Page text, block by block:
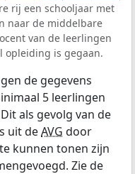
rij een schooljaar met
naar de middelbare
van de leerlingen
opleiding is gegaan.
de gegevens
5 leerlingen
als gevolg van de
uit deAVG door
kunnen tonen zijn
Zie de